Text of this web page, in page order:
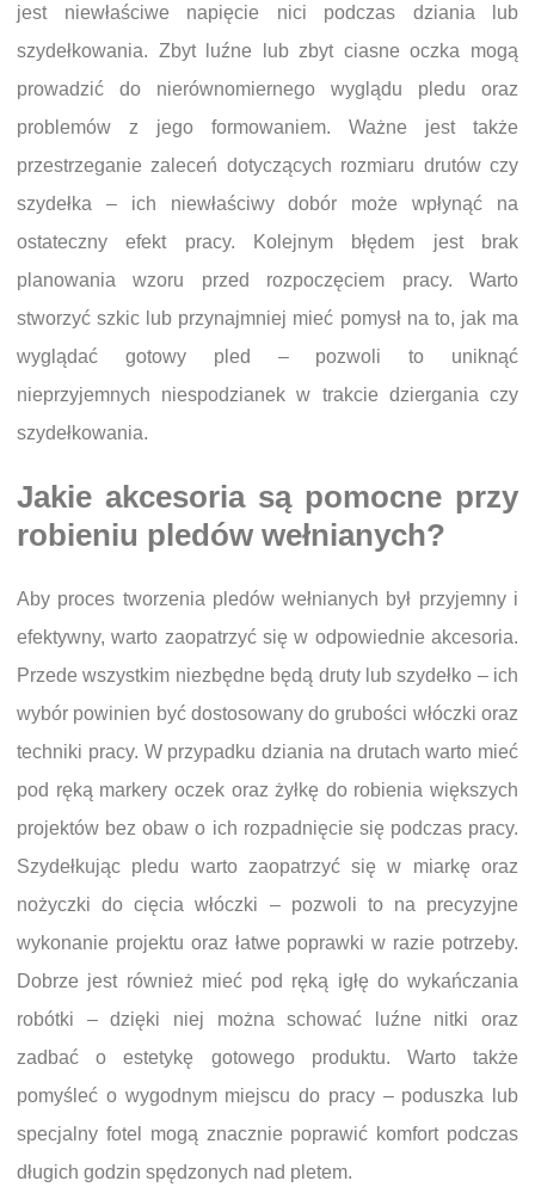
jest niewłaściwe napięcie nici podczas dziania lub
szydełkowania. Zbyt luźne lub zbyt ciasne oczka mogą
prowadzić do nierównomiernego wyglądu pledu oraz
problemów z jego formowaniem. Ważne jest także
przestrzeganie zaleceń dotyczących rozmiaru drutów czy
szydełka – ich niewłaściwy dobór może wpłynąć na
ostateczny efekt pracy. Kolejnym błędem jest brak
planowania wzoru przed rozpoczęciem pracy. Warto
stworzyć szkic lub przynajmniej mieć pomysł na to, jak ma
wyglądać gotowy pled – pozwoli to uniknąć
nieprzyjemnych niespodzianek w trakcie dziergania czy
szydełkowania.
Jakie akcesoria są pomocne przy
robieniu pledów wełnianych?
Aby proces tworzenia pledów wełnianych był przyjemny i
efektywny, warto zaopatrzyć się w odpowiednie akcesoria.
Przede wszystkim niezbędne będą druty lub szydełko – ich
wybór powinien być dostosowany do grubości włóczki oraz
techniki pracy. W przypadku dziania na drutach warto mieć
pod ręką markery oczek oraz żyłkę do robienia większych
projektów bez obaw o ich rozpadnięcie się podczas pracy.
Szydełkując pledu warto zaopatrzyć się w miarkę oraz
nożyczki do cięcia włóczki – pozwoli to na precyzyjne
wykonanie projektu oraz łatwe poprawki w razie potrzeby.
Dobrze jest również mieć pod ręką igłę do wykańczania
robótki – dzięki niej można schować luźne nitki oraz
zadbać o estetykę gotowego produktu. Warto także
pomyśleć o wygodnym miejscu do pracy – poduszka lub
specjalny fotel mogą znacznie poprawić komfort podczas
długich godzin spędzonych nad pletem.